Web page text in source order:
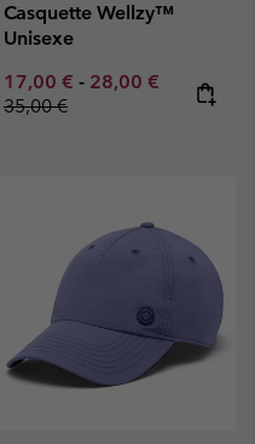
Casquette Wellzy™
Unisexe
Minimum sale price:
17,00 € - Maximum sale
28,00 € Regular
35,00 €